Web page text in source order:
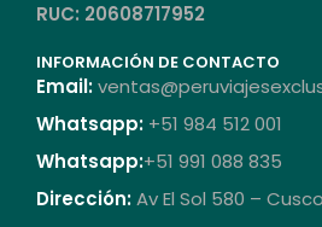
RUC: 20608717952
INFORMACIÓN DE CONTACTO
Email:
Whatsapp: +51 984 512 001
Whatsapp:+51 991 088 835
Dirección:Av El Sol 580 –